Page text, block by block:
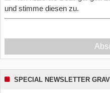
und stimme diesen zu.
SPECIAL NEWSLETTER